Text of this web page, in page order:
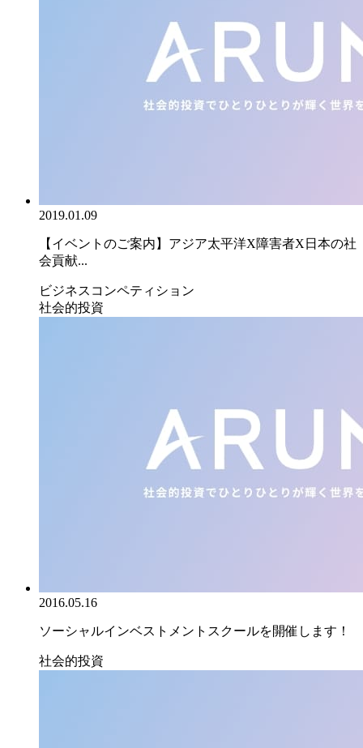
2019.01.09
【イベントのご案内】アジア太平洋X障害者X日本の社
会貢献...
ビジネスコンペティション
社会的投資
2016.05.16
ソーシャルインベストメントスクールを開催します！
社会的投資